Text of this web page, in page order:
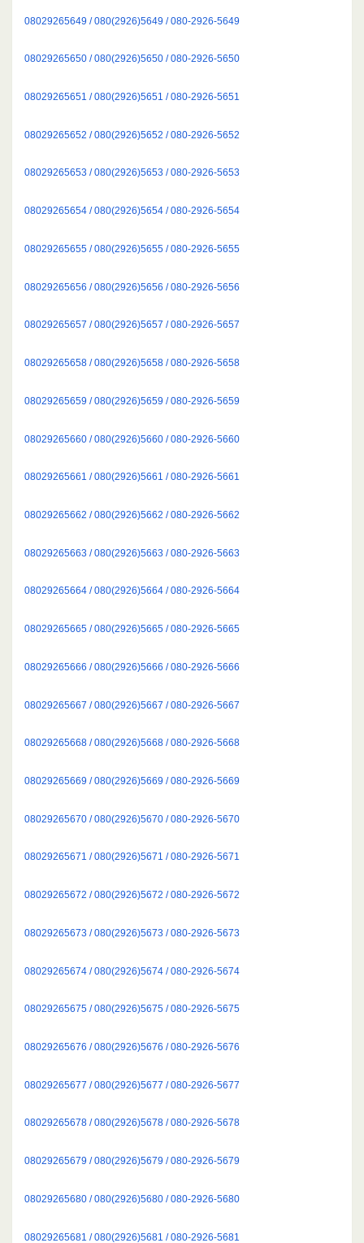
08029265649 / 080(2926)5649 / 080-2926-5649
08029265650 / 080(2926)5650 / 080-2926-5650
08029265651 / 080(2926)5651 / 080-2926-5651
08029265652 / 080(2926)5652 / 080-2926-5652
08029265653 / 080(2926)5653 / 080-2926-5653
08029265654 / 080(2926)5654 / 080-2926-5654
08029265655 / 080(2926)5655 / 080-2926-5655
08029265656 / 080(2926)5656 / 080-2926-5656
08029265657 / 080(2926)5657 / 080-2926-5657
08029265658 / 080(2926)5658 / 080-2926-5658
08029265659 / 080(2926)5659 / 080-2926-5659
08029265660 / 080(2926)5660 / 080-2926-5660
08029265661 / 080(2926)5661 / 080-2926-5661
08029265662 / 080(2926)5662 / 080-2926-5662
08029265663 / 080(2926)5663 / 080-2926-5663
08029265664 / 080(2926)5664 / 080-2926-5664
08029265665 / 080(2926)5665 / 080-2926-5665
08029265666 / 080(2926)5666 / 080-2926-5666
08029265667 / 080(2926)5667 / 080-2926-5667
08029265668 / 080(2926)5668 / 080-2926-5668
08029265669 / 080(2926)5669 / 080-2926-5669
08029265670 / 080(2926)5670 / 080-2926-5670
08029265671 / 080(2926)5671 / 080-2926-5671
08029265672 / 080(2926)5672 / 080-2926-5672
08029265673 / 080(2926)5673 / 080-2926-5673
08029265674 / 080(2926)5674 / 080-2926-5674
08029265675 / 080(2926)5675 / 080-2926-5675
08029265676 / 080(2926)5676 / 080-2926-5676
08029265677 / 080(2926)5677 / 080-2926-5677
08029265678 / 080(2926)5678 / 080-2926-5678
08029265679 / 080(2926)5679 / 080-2926-5679
08029265680 / 080(2926)5680 / 080-2926-5680
08029265681 / 080(2926)5681 / 080-2926-5681